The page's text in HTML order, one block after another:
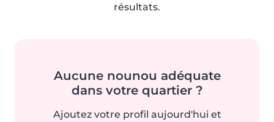
résultats.
Aucune nounou adéquate
dans votre quartier ?
Ajoutez votre profil aujourd'hui et